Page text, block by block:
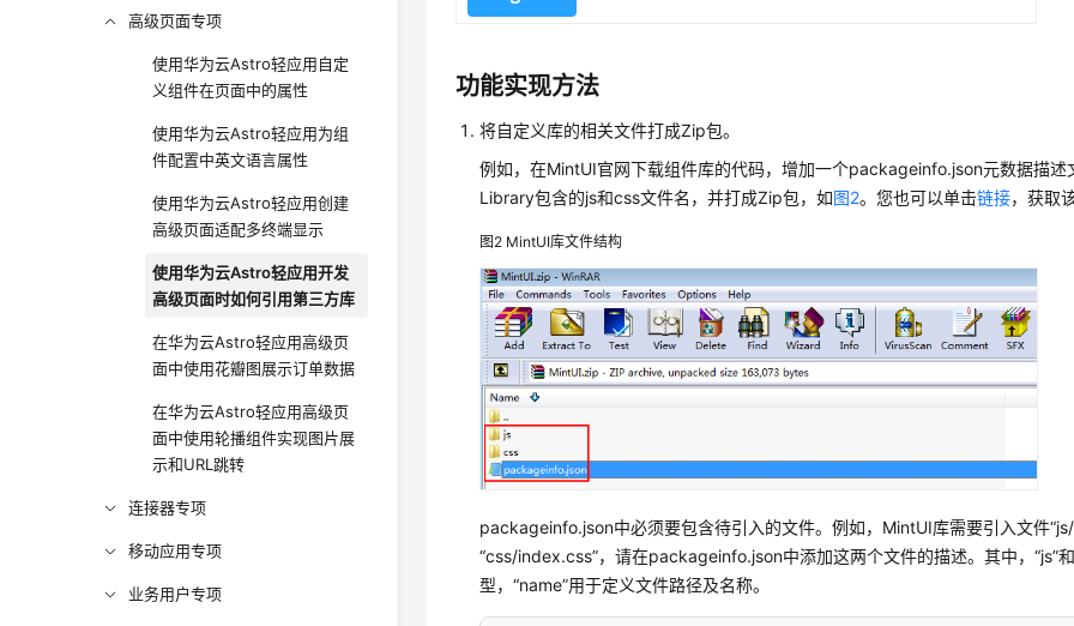
高级页面专项
使用华为云Astro轻应用自定
义组件在页面中的属性
使用华为云Astro轻应用为组
件配置中英文语言属性
使用华为云Astro轻应用创建
高级页面适配多终端显示
使用华为云Astro轻应用开发
高级页面时如何引用第三方库
在华为云Astro轻应用高级页
面中使用花瓣图展示订单数据
在华为云Astro轻应用高级页
面中使用轮播组件实现图片展
示和URL跳转
连接器专项
移动应用专项
业务用户专项
功能实现方法
将自定义库的相关文件打成Zip包。
例如，在MintUI官网下载组件库的代码，增加一个packageinfo.json元数据描述
Library包含的js和css文件名，并打成Zip包，如图2。您也可以单击链接，获取
图2 MintUI库文件结构
packageinfo.json中必须要包含待引入的文件。例如，MintUI库需要引入文件
“css/index.css”，请在packageinfo.json中添加这两个文件的描述。其中，“js”
型，“name”用于定义文件路径及名称。